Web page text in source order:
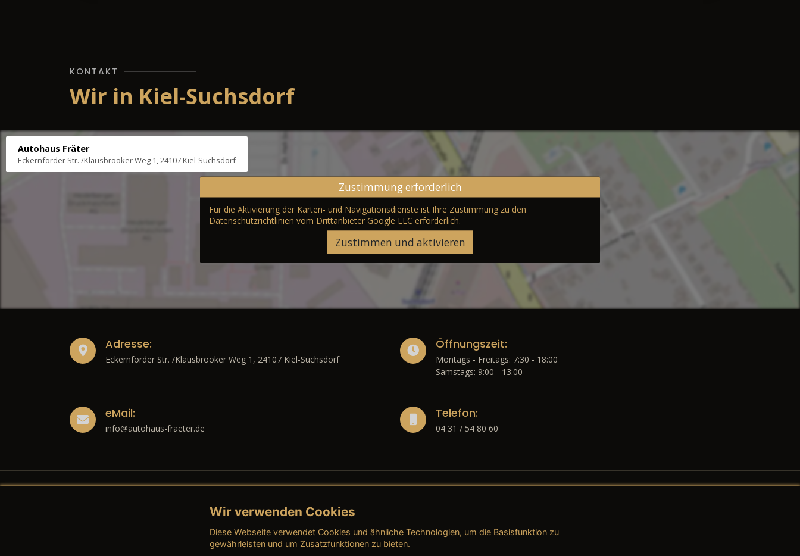
KONTAKT
Wir in Kiel-Suchsdorf
Autohaus Fräter
Eckernförder Str. /Klausbrooker Weg 1, 24107 Kiel-Suchsdorf
Zustimmung erforderlich
Für die Aktivierung der Karten- und Navigationsdienste ist Ihre Zustimmung zu den
Datenschutzrichtlinien vom Drittanbieter Google LLC erforderlich.
Zustimmen und aktivieren
Adresse:
Eckernförder Str. /Klausbrooker Weg 1, 24107 Kiel-Suchsdorf
Öffnungszeit:
Montags - Freitags: 7:30 - 18:00
Samstags: 9:00 - 13:00
eMail:
info@autohaus-fraeter.de
Telefon:
04 31 / 54 80 60
Rechtliches
→ Impressum
→ AGB (Neuwagen)
→ AGB (Teile & Zubehör)
Wir verwenden Cookies
Diese Webseite verwendet Cookies und ähnliche Technologien, um die Basisfunktion zu
gewährleisten und um Zusatzfunktionen zu bieten.